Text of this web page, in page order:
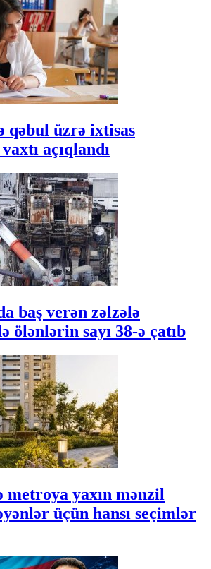
qəbul üzrə ixtisas
açıqlandı
baş verən zəlzələ
ölənlərin sayı 38-ə çatıb
metroya yaxın mənzil
üçün hansı seçimlər